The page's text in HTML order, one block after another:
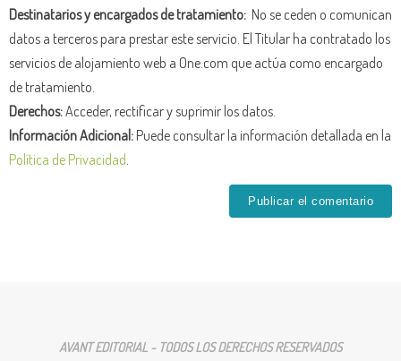
Destinatarios y encargados de tratamiento: No se ceden o comunican
datos a terceros para prestar este servicio. El Titular ha contratado los
servicios de alojamiento web a One.com que actúa como encargado
de tratamiento.
Derechos:Acceder, rectificar y suprimir los datos.
Información Adicional:Puede consultar la información detallada en la
Política de Privacidad
AVANT EDITORIAL - TODOS LOS DERECHOS RESERVADOS